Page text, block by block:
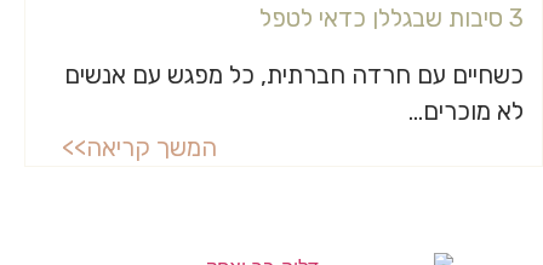
3 סיבות שבגללן כדאי לטפל
כשחיים עם חרדה חברתית, כל מפגש עם אנשים
לא מוכרים...
המשך קריאה>>